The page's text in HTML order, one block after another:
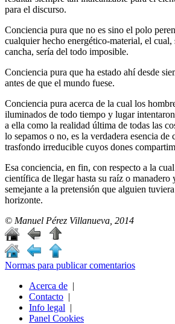
para el discurso.
Conciencia pura que no es sino el polo
cualquier hecho energético-material, el cual,
cancha, sería del todo imposible.
Conciencia pura que ha estado ahí desde
antes de que el mundo fuese.
Conciencia pura acerca de la cual los
iluminados de todo tiempo y lugar
a ella como la realidad última de todas las
lo sepamos o no, es la verdadera esencia de
trasfondo irreducible cuyos dones
Esa conciencia, en fin, con respecto a la
científica de llegar hasta su raíz o manadero
semejante a la pretensión que alguien
horizonte.
© Manuel Pérez Villanueva, 2014
Normas para publicar comentarios
Acerca de |
Contacto |
Info legal |
Panel Cookies